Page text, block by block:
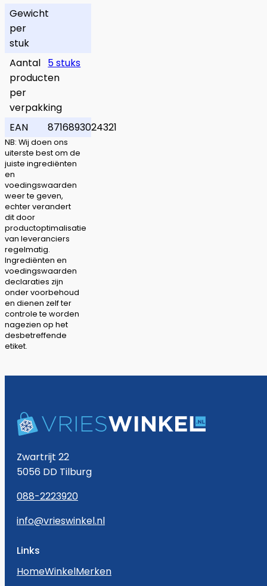
Gewicht
per
stuk
Aantal
producten
per
verpakking
5 stuks
EAN 8716893024321
NB: Wij doen ons
uiterste best om de
juiste ingrediënten
en
voedingswaarden
weer te geven,
echter verandert
dit door
productoptimalisatie
van leveranciers
regelmatig.
Ingrediënten en
voedingswaarden
declaraties zijn
onder voorbehoud
en dienen zelf ter
controle te worden
nagezien op het
desbetreffende
etiket.
Zwartrijt 22
5056 DD Tilburg
088-2223920
info@vrieswinkel.nl
Links
HomeWinkelMerken